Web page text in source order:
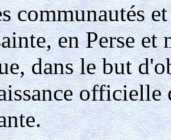
communautés
en Perse
dans le but